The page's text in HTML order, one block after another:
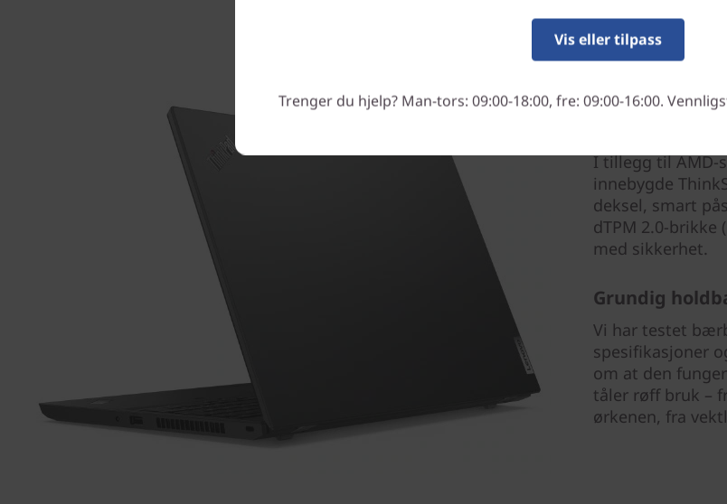
I tillegg til AMD-
innebygde
deksel, smart
dTPM 2.0-brikke
med sikkerhet.
Grundig
Vi har testet
spesifikasjoner
om at den
tåler røff bruk –
ørkenen, fra
Vis eller tilpass
Trenger du hjelp? Man-tors: 09:00-18:00, fre: 09:00-16:00.